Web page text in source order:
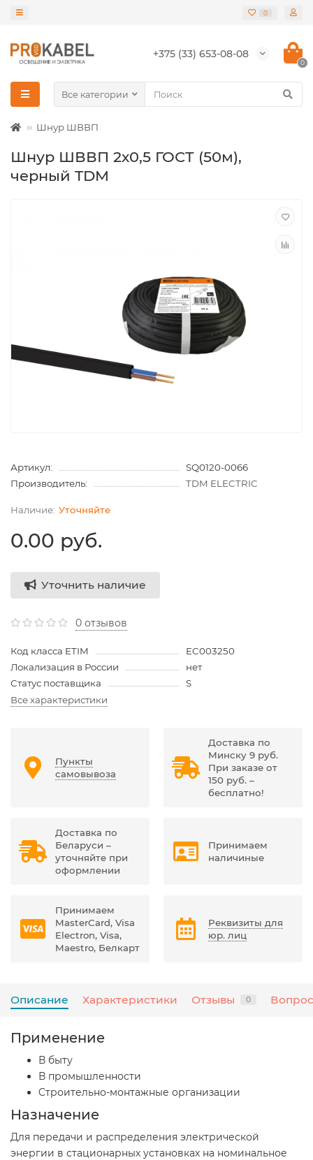
0
+375 (33) 653-08-08
0
Все категории
Шнур ШВВП
Шнур ШВВП 2х0,5 ГОСТ (50м),
черный TDM
Артикул:
SQ0120-0066
Производитель:
TDM ELECTRIC
Уточняйте
0.00 руб.
Уточнить наличие
0 отзывов
Код класса ETIM
EC003250
Локализация в России
нет
Статус поставщика
S
Все характеристики
Пункты
самовывоза
Доставка по
Минску 9 руб.
При заказе от
150 руб. –
бесплатно!
Доставка по
Беларуси –
уточняйте при
оформлении
Принимаем
наличиные
Принимаем
MasterCard, Visa
Electron, Visa,
Maestro, Белкарт
Реквизиты для
юр. лиц
Описание Характеристики Отзывы 0
Применение
В быту
В промышленности
Cтроительно-монтажные организации
Назначение
Для передачи и распределения электрической
энергии в стационарных установках на номинальное